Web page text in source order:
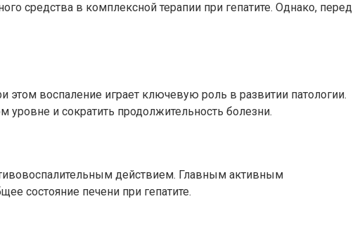
средства в комплексной терапии при гепатите. Однако, перед
этом воспаление играет ключевую роль в развитии патологии.
и сократить продолжительность болезни.
действием. Главным активным
состояние печени при гепатите.